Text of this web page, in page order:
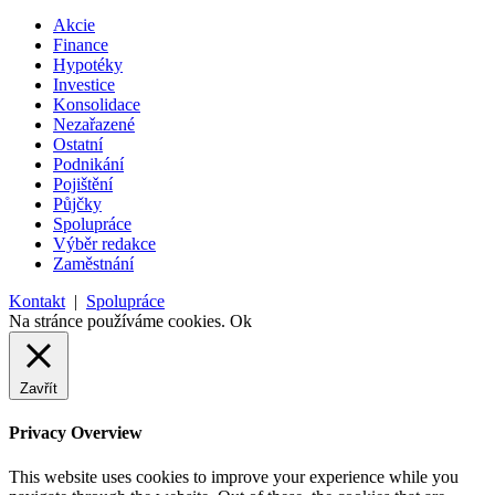
Akcie
Finance
Hypotéky
Investice
Konsolidace
Nezařazené
Ostatní
Podnikání
Pojištění
Půjčky
Spolupráce
Výběr redakce
Zaměstnání
Kontakt | Spolupráce
Na stránce používáme cookies. Ok
Zavřít
Privacy Overview
This website uses cookies to improve your experience while you